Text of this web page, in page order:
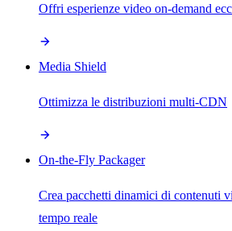
Offri esperienze video on-demand
Media Shield
Ottimizza le distribuzioni multi-CDN
On-the-Fly Packager
Crea pacchetti dinamici di contenuti
tempo reale